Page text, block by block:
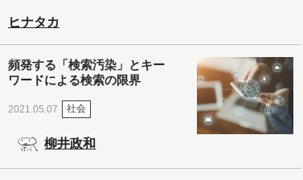
ヒナタカ
頻発する「検索汚染」とキー
ワードによる検索の限界
2021.05.07 社会
柳井政和